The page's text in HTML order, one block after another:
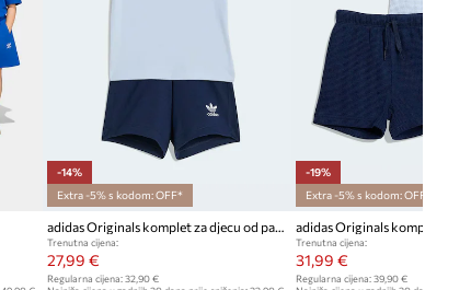
-14%
Extra -5% s kodom: OFF*
adidas Originals komplet za djecu od pamuka
Trenutna cijena:
27,99 €
Regularna cijena:32,90 €
-19%
Extra -5% s kodom: OFF*
adidas Originals komplet za
Trenutna cijena:
31,99 €
Regularna cijena: 39,90 €